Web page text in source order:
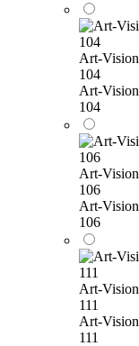
Art-Vision
104
Art-Vision
104
Art-Vision
106
Art-Vision
106
Art-Vision
111
Art-Vision
111